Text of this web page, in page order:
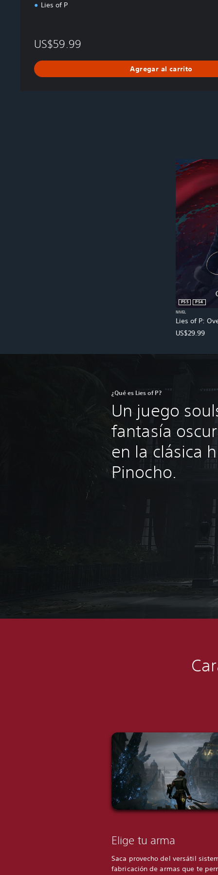
Lies of P
US$59.99
Agregar al carrito
Lies of P:
PS5
PS4
NIVEL
US$29.99
¿Qué es Lies of P?
Un juego
fantasía
en la clásica
Pinocho.
Elige tu arma
Saca provecho del versátil
fabricación de armas que te